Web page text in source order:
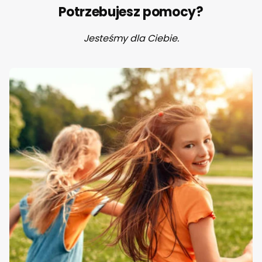
Potrzebujesz pomocy?
Jesteśmy dla Ciebie.